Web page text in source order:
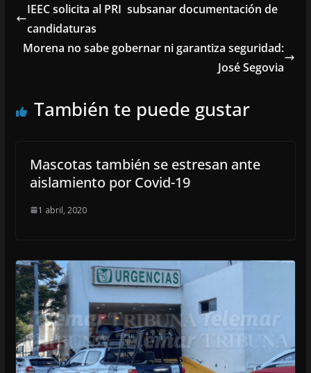
IEEC solicita al PRI subsanar documentación de
candidaturas
Morena no sabe gobernar ni garantiza seguridad:
José Segovia
También te puede gustar
Mascotas también se estresan ante
aislamiento por Covid-19
1 abril, 2020